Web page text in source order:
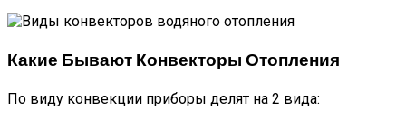
Какие Бывают Конвекторы Отопления
По виду конвекции приборы делят на 2 вида: